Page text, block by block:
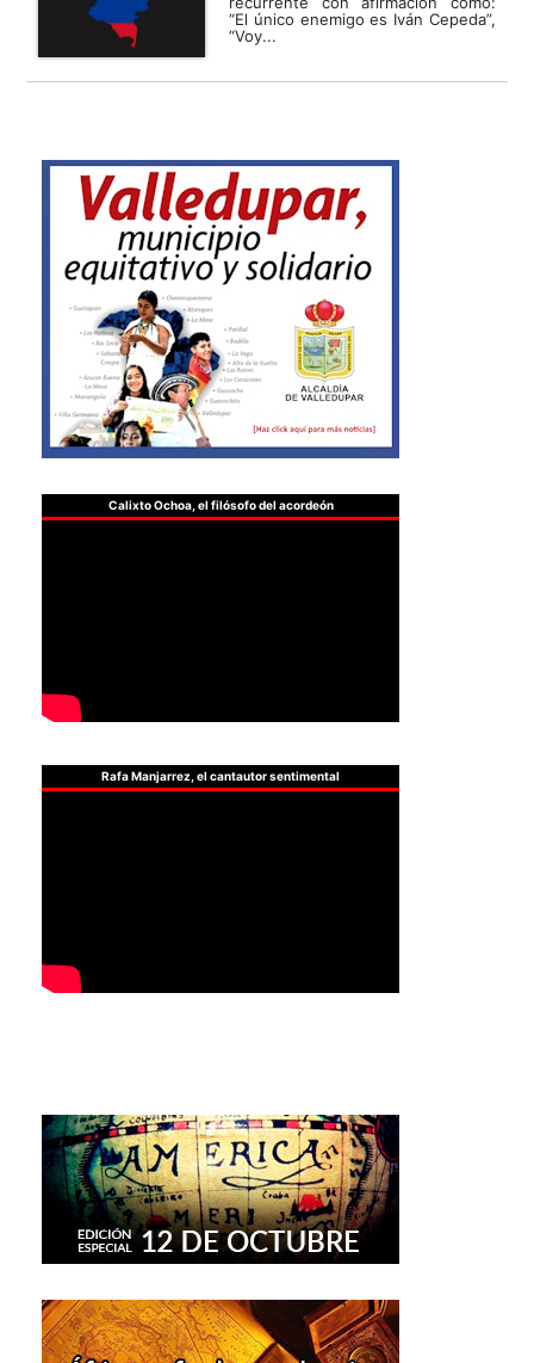
“El único enemigo es Iván Cepeda”,
“Voy...
Calixto Ochoa, el filósofo del acordeón
Rafa Manjarrez, el cantautor sentimental